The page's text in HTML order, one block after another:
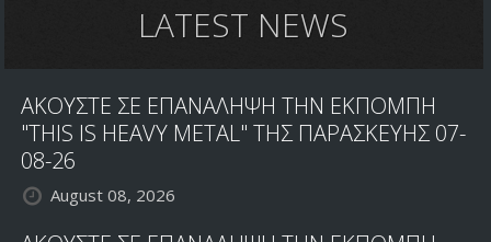
LATEST NEWS
ΑΚΟΥΣΤΕ ΣΕ ΕΠΑΝΑΛΗΨΗ ΤΗΝ ΕΚΠΟΜΠΗ
"THIS IS HEAVY METAL" ΤΗΣ ΠΑΡΑΣΚΕΥΗΣ 07-
08-26
August 08, 2026